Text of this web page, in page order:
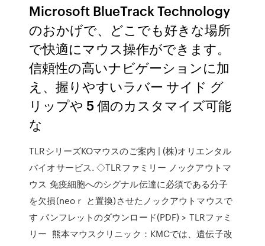
Microsoft BlueTrack Technology
のおかげで、どこでも好きな場所
で快適にマウス操作ができます。
信頼性の高いナビゲーションに加
え、握りやすいラバー サイド グ
リップや 5 個のカスタマイズ可能
な
TLRシリーズKOマウスのご案内 | (株)オリエンタル
バイオサービス. ◇TLRファミリー ノックアウトマ
ウス 免疫細胞へのシグナル伝達に必須である分子
を欠損(neoｒ と置換)させたノックアウトマウスで
す パンフレットのダウンロード(PDF) > TLRファミ
リー 熊本マウスクリニック：KMCでは、遺伝子改